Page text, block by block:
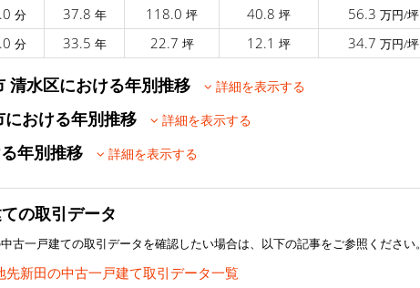
分 37.8 年 118.0 坪 40.8 坪 56.3 万円/坪
分 33.5 年 22.7 坪 12.1 坪 34.7 万円/坪
清水区における年別推移 詳細を表示する
における年別推移 詳細を表示する
る年別推移 詳細を表示する
の取引データ
古一戸建ての取引データを確認したい場合は、以下の記事をご参照ください。
先新田の中古一戸建て取引データ一覧